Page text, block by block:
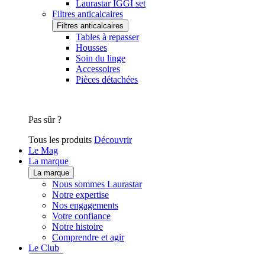
Laurastar IGGI set
Filtres anticalcaires
Filtres anticalcaires
Tables à repasser
Housses
Soin du linge
Accessoires
Pièces détachées
Pas sûr ?
Tous les produits Découvrir
Le Mag
La marque
La marque
Nous sommes Laurastar
Notre expertise
Nos engagements
Votre confiance
Notre histoire
Comprendre et agir
Le Club